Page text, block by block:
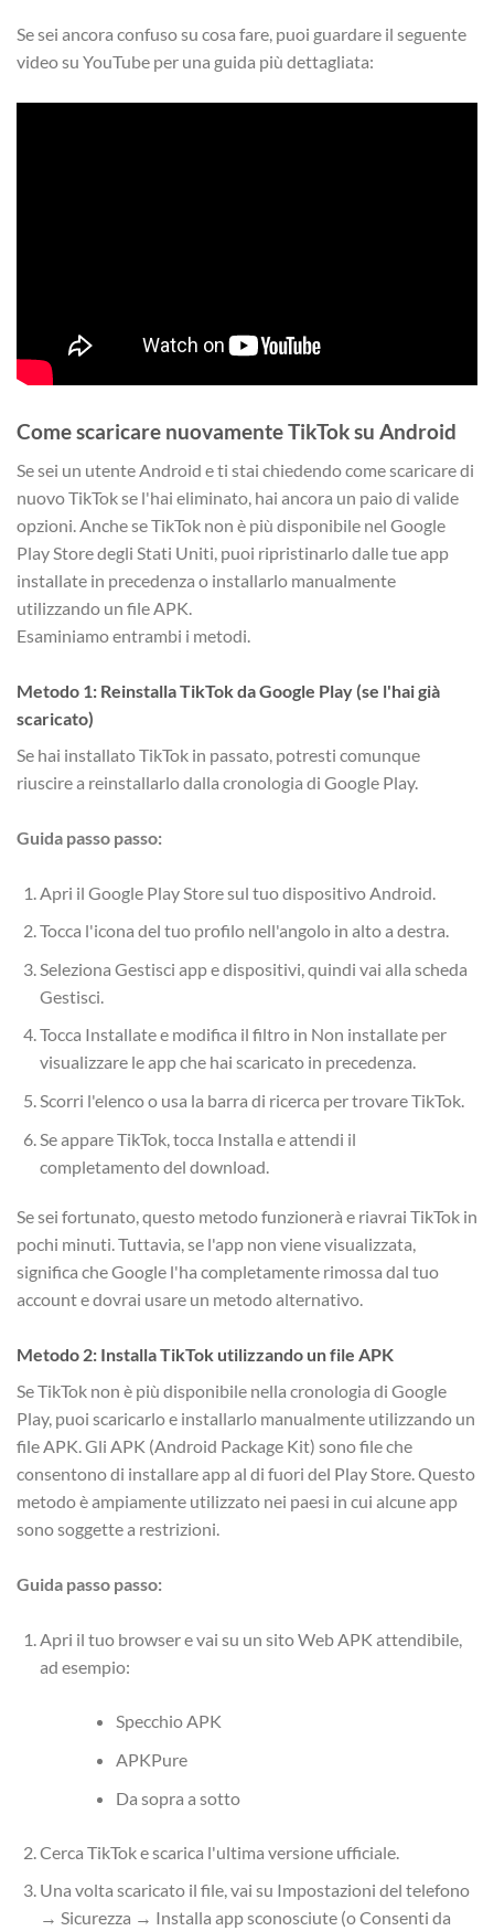
Se sei ancora confuso su cosa fare, puoi guardare il seguente
video su YouTube per una guida più dettagliata:
Come scaricare nuovamente TikTok su Android
Se sei un utente Android e ti stai chiedendo come scaricare di
nuovo TikTok se l'hai eliminato, hai ancora un paio di valide
opzioni. Anche se TikTok non è più disponibile nel Google
Play Store degli Stati Uniti, puoi ripristinarlo dalle tue app
installate in precedenza o installarlo manualmente
utilizzando un file APK.
Esaminiamo entrambi i metodi.
Metodo 1: Reinstalla TikTok da Google Play (se l'hai già
scaricato)
Se hai installato TikTok in passato, potresti comunque
riuscire a reinstallarlo dalla cronologia di Google Play.
Guida passo passo:
Apri il Google Play Store sul tuo dispositivo Android.
Tocca l'icona del tuo profilo nell'angolo in alto a destra.
Seleziona Gestisci app e dispositivi, quindi vai alla scheda
Gestisci.
Tocca Installate e modifica il filtro in Non installate per
visualizzare le app che hai scaricato in precedenza.
Scorri l'elenco o usa la barra di ricerca per trovare TikTok.
Se appare TikTok, tocca Installa e attendi il
completamento del download.
Se sei fortunato, questo metodo funzionerà e riavrai TikTok in
pochi minuti. Tuttavia, se l'app non viene visualizzata,
significa che Google l'ha completamente rimossa dal tuo
account e dovrai usare un metodo alternativo.
Metodo 2: Installa TikTok utilizzando un file APK
Se TikTok non è più disponibile nella cronologia di Google
Play, puoi scaricarlo e installarlo manualmente utilizzando un
file APK. Gli APK (Android Package Kit) sono file che
consentono di installare app al di fuori del Play Store. Questo
metodo è ampiamente utilizzato nei paesi in cui alcune app
sono soggette a restrizioni.
Guida passo passo:
Apri il tuo browser e vai su un sito Web APK attendibile,
ad esempio:
Specchio APK
APKPure
Da sopra a sotto
Cerca TikTok e scarica l'ultima versione ufficiale.
Una volta scaricato il file, vai su Impostazioni del telefono
→ Sicurezza → Installa app sconosciute (o Consenti da